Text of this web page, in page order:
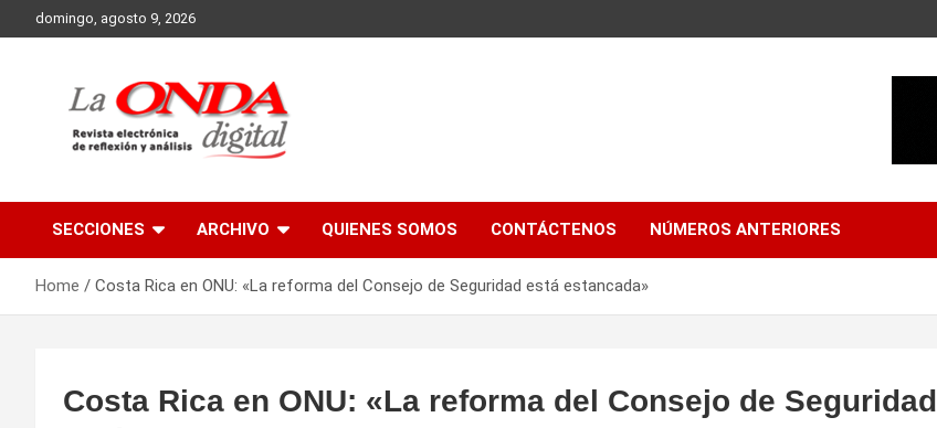
to
domingo, agosto 9, 2026
SECCIONES ARCHIVO QUIENES SOMOS CONTÁCTENOS NÚMEROS ANTERIORES
Home Costa Rica en ONU: «La reforma del Consejo de Seguridad está estancada»
Costa Rica en ONU: «La reforma del Consejo de Seguridad